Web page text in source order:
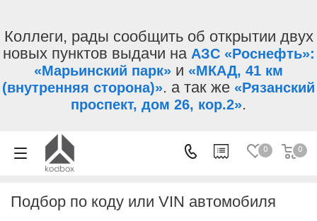
Коллеги, рады сообщить об открытии двух
новых пунктов выдачи на АЗС «Роснефть»:
«Марьинский парк» и «МКАД, 41 км
(внутренняя сторона)». а так же «Рязанский
проспект, дом 26, кор.2».
0 0
Подбор по коду или VIN автомобиля